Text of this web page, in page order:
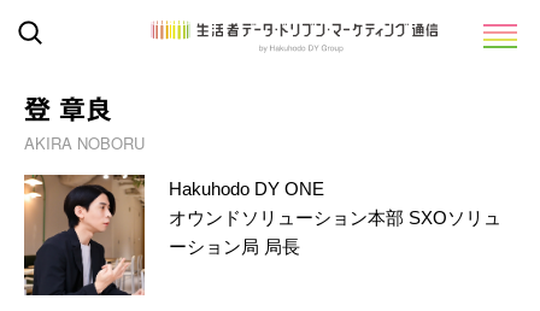
登 章良
AKIRA NOBORU
Hakuhodo DY ONE
オウンドソリューション本部 SXOソリュ
ーション局 局長